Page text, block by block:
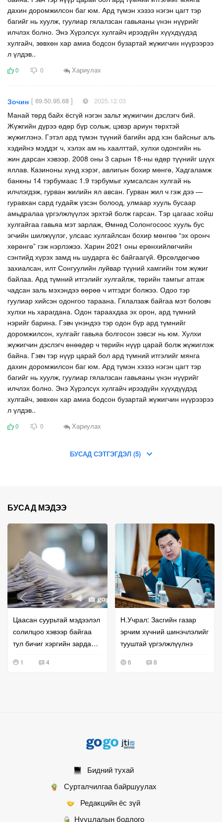
дахин доромжилсон баг юм. Ард түмэн хэзээ нэгэн цагт тэр
багийг нь хуулж, гуулиар гялалзсан гавьяаны үнэн нүүрийг
илчлэх болно. Энэ Хүрэлсүх хулгайч ирээдүйн хүүхдүүдэд
хулгайч, зөвхөн хар амиа бодсон бузартай жүжигчин нүүрээрээ
л үлдэв..
0 0 Хариулах
Зочин [ 69.50.95.68 ] 2025.12.03
Манай төрд байх ёсгүй нэгэн зальт жүжигчин дэслэгч бий.
Жүжгийн дүрээ өдөр бүр сольж, цэвэр ариун төрхтэй
жүжиглэнэ. Гэтэл ард түмэн түүний багийн ард хэн байсныг аль
хэдийнэ мэддэг ч, хэлэх ам нь хаалттай, хулхи одонгийн нь
жин дарсан хэвээр. 2008 оны 3 сарын 18-ны өдөр түүнийг шүүх
яллав. Казиноны хүнд хэрэг, авлигын бохир мөнгө, Хадгаламж
банкны 14 тэрбумаас 1.9 тэрбумыг хумсалсан хулгай нь
илчлэгдэж, гурван жилийн ял авсан. Гурван жил ч гэж дээ —
гуравхан сард гудайж үзсэн болоод, улмаар хууль бусаар
амьдралаа үргэлжлүүлэх эрхтэй болж гарсан. Тэр цагаас хойш
хулгайгаа гавьяа мэт зарлаж, Өмнөд Солонгосоос хууль бус
эгчийн шилжүүлэг, улсаас хулгайлсан бохир мөнгөө “эх оронч
хөрөнгө” гэж нэрлэжээ. Харин 2021 оны ерөнхийлөгчийн
сэнтийд хүрэх замд нь шударга ёс байгаагүй. Өрсөлдөгчөө
захиалсан, илт Сонгуулийн луйвар түүний хамгийн том жүжиг
байлаа. Ард түмний итгэлийг хулгайлж, төрийн тамгыг атгаж
чадсан заль мэхэндээ өөрөө ч итгэдэг болжээ. Одоо тэр
гуулиар хийсэн одонгоо тараана. Гялалзаж байгаа мэт боловч
хулхи нь харагдана. Одон тараахдаа эх орон, ард түмний
нэрийг барина. Гэвч үнэндээ тэр одон бүр ард түмнийг
доромжилсон, хулгайг гавьяа болгосон зэвсэг нь юм. Хулхи
жүжигчин дэслэгч өнөөдөр ч төрийн нүүр царай болж жүжиглэж
байна. Гэвч тэр нүүр царай бол ард түмний итгэлийг мянга
дахин доромжилсон баг юм. Ард түмэн хэзээ нэгэн цагт тэр
багийг нь хуулж, гуулиар гялалзсан гавьяаны үнэн нүүрийг
илчлэх болно. Энэ Хүрэлсүх хулгайч ирээдүйн хүүхдүүдэд
хулгайч, зөвхөн хар амиа бодсон бузартай жүжигчин нүүрээрээ
л үлдэв..
0 0 Хариулах
БУСАД СЭТГЭГДЭЛ (5)
БУСАД МЭДЭЭ
Цаасан суурьтай мэдээлэл
солилцоо хэвээр байгаа
тул бичиг хэргийн зардал
1 4
Н.Учрал: Засгийн газар
эрчим хүчний шинэчлэлийг
тууштай үргэлжлүүлнэ
6 8
Бидний тухай
Сурталчилгаа байршуулах
Редакцийн ёс зүй
Нууцлалын бодлого